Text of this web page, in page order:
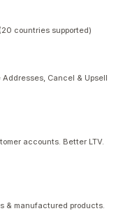
countries supported)
Cancel & Upsell
accounts. Better LTV.
& manufactured products.